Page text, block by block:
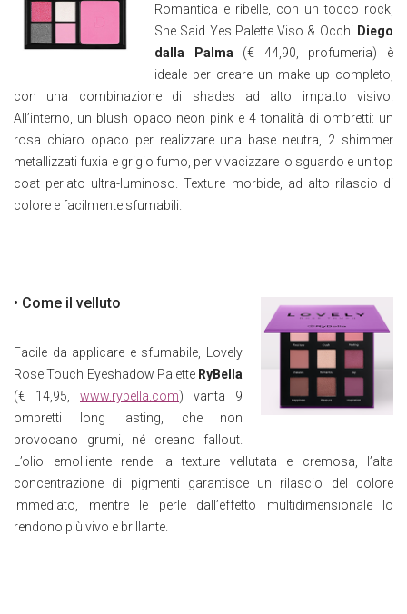
Romantica e ribelle, con un tocco rock,
She Said Yes Palette Viso & Occhi Diego
dalla Palma (€ 44,90, profumeria) è
ideale per creare un make up completo,
con una combinazione di shades ad alto impatto visivo.
All’interno, un blush opaco neon pink e 4 tonalità di ombretti: un
rosa chiaro opaco per realizzare una base neutra, 2 shimmer
metallizzati fuxia e grigio fumo, per vivacizzare lo sguardo e un top
coat perlato ultra-luminoso. Texture morbide, ad alto rilascio di
colore e facilmente sfumabili.
• Come il velluto
Facile da applicare e sfumabile, Lovely
Rose Touch Eyeshadow Palette RyBella
(€ 14,95, www.rybella.com) vanta 9
ombretti long lasting, che non
provocano grumi, né creano fallout.
L’olio emolliente rende la texture vellutata e cremosa, l’alta
concentrazione di pigmenti garantisce un rilascio del colore
immediato, mentre le perle dall’effetto multidimensionale lo
rendono più vivo e brillante.